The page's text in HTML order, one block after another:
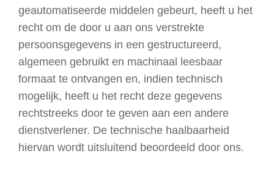
geautomatiseerde middelen gebeurt, heeft u het
recht om de door u aan ons verstrekte
persoonsgegevens in een gestructureerd,
algemeen gebruikt en machinaal leesbaar
formaat te ontvangen en, indien technisch
mogelijk, heeft u het recht deze gegevens
rechtstreeks door te geven aan een andere
dienstverlener. De technische haalbaarheid
hiervan wordt uitsluitend beoordeeld door ons.